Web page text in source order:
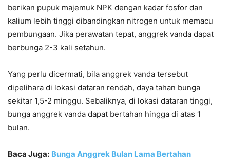
berikan pupuk majemuk NPK dengan kadar fosfor dan
kalium lebih tinggi dibandingkan nitrogen untuk memacu
pembungaan. Jika perawatan tepat, anggrek vanda dapat
berbunga 2-3 kali setahun.
Yang perlu dicermati, bila anggrek vanda tersebut
dipelihara di lokasi dataran rendah, daya tahan bunga
sekitar 1,5-2 minggu. Sebaliknya, di lokasi dataran tinggi,
bunga anggrek vanda dapat bertahan hingga di atas 1
bulan.
Baca Juga: Bunga Anggrek Bulan Lama Bertahan